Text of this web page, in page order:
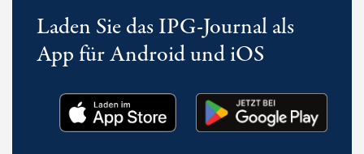
Laden Sie das IPG-Journal als
App für Android und iOS